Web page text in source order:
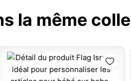
la même